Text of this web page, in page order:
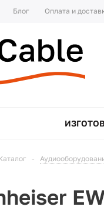
Блог Оплата и
-